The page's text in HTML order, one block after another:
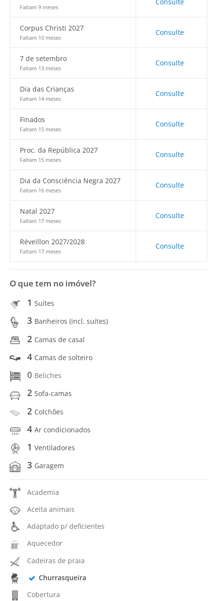
Faltam 9 meses
Corpus Christi 2027
Faltam 10 meses
Consulte
7 de setembro
Faltam 13 meses
Consulte
Dia das Crianças
Faltam 14 meses
Consulte
Finados
Faltam 15 meses
Consulte
Proc. da República 2027
Faltam 15 meses
Consulte
Dia da Consciência Negra 2027
Faltam 16 meses
Consulte
Natal 2027
Faltam 17 meses
Consulte
Réveillon 2027/2028
Faltam 17 meses
Consulte
O que tem no imóvel?
1 Suítes
3 Banheiros (incl. suítes)
2 Camas de casal
4 Camas de solteiro
0 Beliches
2 Sofa-camas
2 Colchões
4 Ar condicionados
1 Ventiladores
3 Garagem
Academia
Aceita animais
Adaptado p/ deficientes
Aquecedor
Cadeiras de praia
Churrasqueira
Cobertura